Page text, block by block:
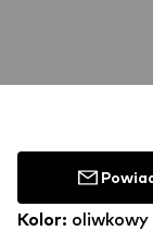
Kolor: oliwkowy